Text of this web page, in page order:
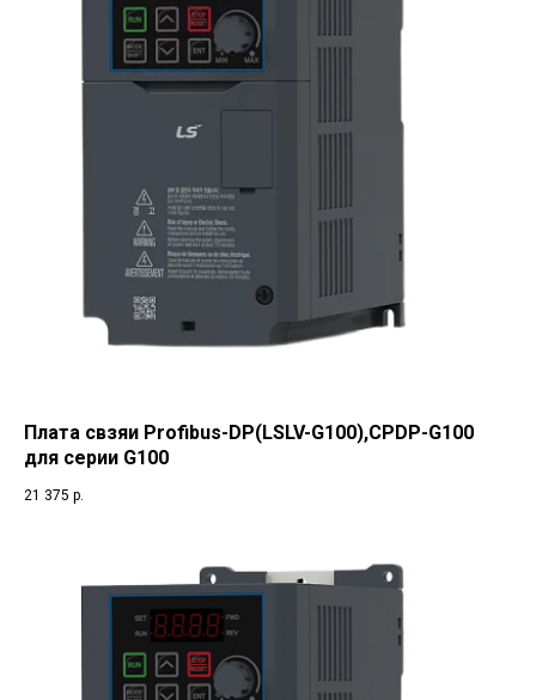
Плата свзяи Profibus-DP(LSLV-G100),CPDP-G100
для серии G100
21 375 р.